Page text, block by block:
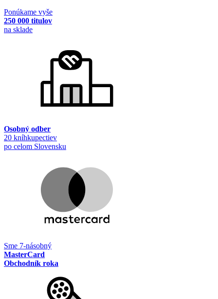
Ponúkame vyše
250 000 titulov
na sklade
Osobný odber
20 kníhkupectiev
po celom Slovensku
Sme 7-násobný
MasterCard
Obchodník roka